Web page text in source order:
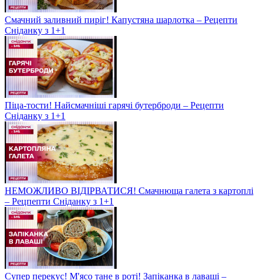
Смачний заливний пиріг! Капустяна шарлотка – Рецепти
Сніданку з 1+1
Піца-тости! Найсмачніші гарячі бутерброди – Рецепти
Сніданку з 1+1
НЕМОЖЛИВО ВІДІРВАТИСЯ! Смачнюща галета з картоплі
– Рецпепти Сніданку з 1+1
Супер перекус! М'ясо тане в роті! Запіканка в лаваші –